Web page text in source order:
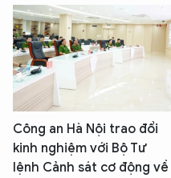
Công an Hà Nội trao đổi
kinh nghiệm với Bộ Tư
lệnh Cảnh sát cơ động về